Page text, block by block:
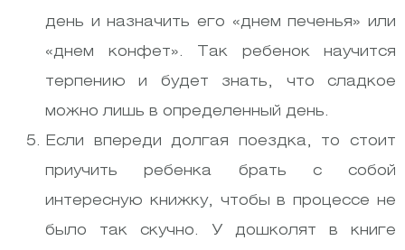
день и назначить его «днем печенья» или
«днем конфет». Так ребенок научится
терпению и будет знать, что сладкое
можно лишь в определенный день.
Если впереди долгая поездка, то стоит
приучить ребенка брать с собой
интересную книжку, чтобы в процессе не
было так скучно. У дошколят в книге